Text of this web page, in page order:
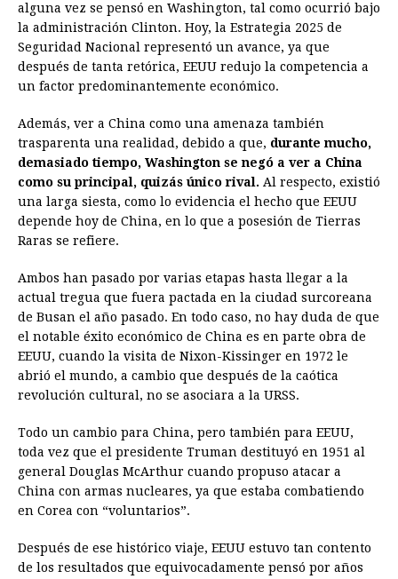
alguna vez se pensó en Washington, tal como ocurrió bajo
la administración Clinton. Hoy, la Estrategia 2025 de
Seguridad Nacional representó un avance, ya que
después de tanta retórica, EEUU redujo la competencia a
un factor predominantemente económico.
Además, ver a China como una amenaza también
trasparenta una realidad, debido a que, durante mucho,
demasiado tiempo, Washington se negó a ver a China
como su principal, quizás único rival. Al respecto, existió
una larga siesta, como lo evidencia el hecho que EEUU
depende hoy de China, en lo que a posesión de Tierras
Raras se refiere.
Ambos han pasado por varias etapas hasta llegar a la
actual tregua que fuera pactada en la ciudad surcoreana
de Busan el año pasado. En todo caso, no hay duda de que
el notable éxito económico de China es en parte obra de
EEUU, cuando la visita de Nixon-Kissinger en 1972 le
abrió el mundo, a cambio que después de la caótica
revolución cultural, no se asociara a la URSS.
Todo un cambio para China, pero también para EEUU,
toda vez que el presidente Truman destituyó en 1951 al
general Douglas McArthur cuando propuso atacar a
China con armas nucleares, ya que estaba combatiendo
en Corea con “voluntarios”.
Después de ese histórico viaje, EEUU estuvo tan contento
de los resultados que equivocadamente pensó por años